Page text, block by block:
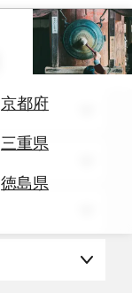
京都府
三重県
徳島県